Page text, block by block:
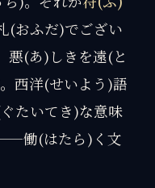
(おふだ)でござい
悪(あ)しきを遠(と
西洋(せいよう)語
たいてき)な意味
働(はたら)く文